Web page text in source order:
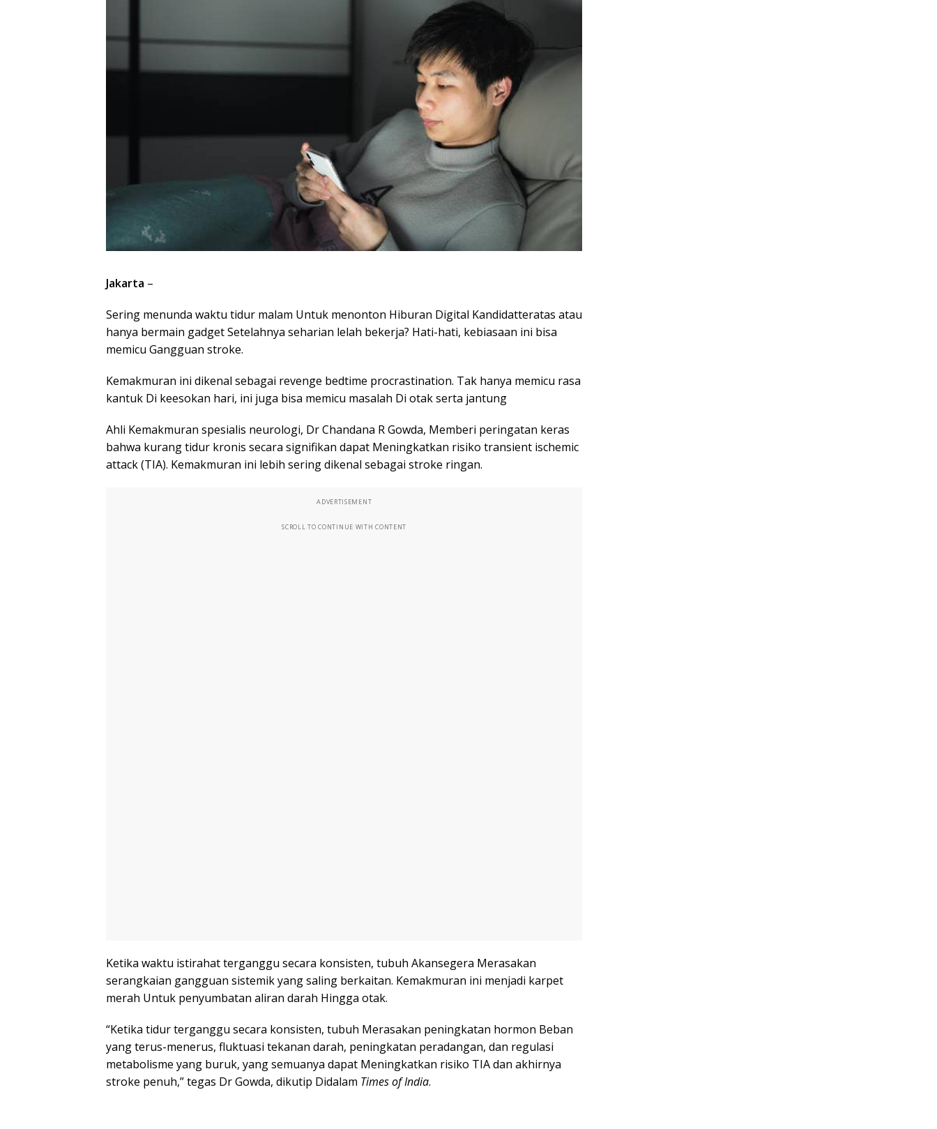
Jakarta –
Sering menunda waktu tidur malam Untuk menonton Hiburan Digital Kandidatteratas atau
hanya bermain gadget Setelahnya seharian lelah bekerja? Hati-hati, kebiasaan ini bisa
memicu Gangguan stroke.
Kemakmuran ini dikenal sebagai revenge bedtime procrastination. Tak hanya memicu rasa
kantuk Di keesokan hari, ini juga bisa memicu masalah Di otak serta jantung
Ahli Kemakmuran spesialis neurologi, Dr Chandana R Gowda, Memberi peringatan keras
bahwa kurang tidur kronis secara signifikan dapat Meningkatkan risiko transient ischemic
attack (TIA). Kemakmuran ini lebih sering dikenal sebagai stroke ringan.
ADVERTISEMENT
SCROLL TO CONTINUE WITH CONTENT
Ketika waktu istirahat terganggu secara konsisten, tubuh Akansegera Merasakan
serangkaian gangguan sistemik yang saling berkaitan. Kemakmuran ini menjadi karpet
merah Untuk penyumbatan aliran darah Hingga otak.
“Ketika tidur terganggu secara konsisten, tubuh Merasakan peningkatan hormon Beban
yang terus-menerus, fluktuasi tekanan darah, peningkatan peradangan, dan regulasi
metabolisme yang buruk, yang semuanya dapat Meningkatkan risiko TIA dan akhirnya
stroke penuh,” tegas Dr Gowda, dikutip Didalam Times of India.